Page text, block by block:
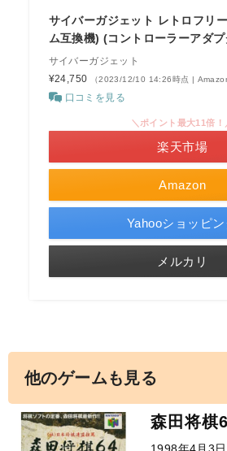
サイバーガジェット レトロフリ
ム互換機) (コントローラーアダ
サイバーガジェット
¥24,750
（2023/12/10 14:26時点 |
口コミを見る
Amazon
＼ポイント最大11倍！
楽天市場
Yahooショッピ
メルカリ
他のゲームも見る
森田将棋